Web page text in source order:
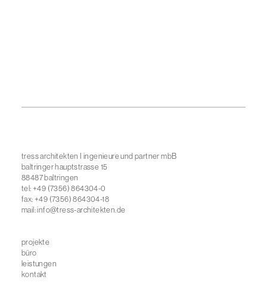
tress architekten I ingenieure und partner mbB
baltringer hauptstrasse 15
88487 baltringen
tel: +49 (7356) 864304-0
fax: +49 (7356) 864304-18
mail:info@tress-architekten.de
projekte
büro
leistungen
kontakt